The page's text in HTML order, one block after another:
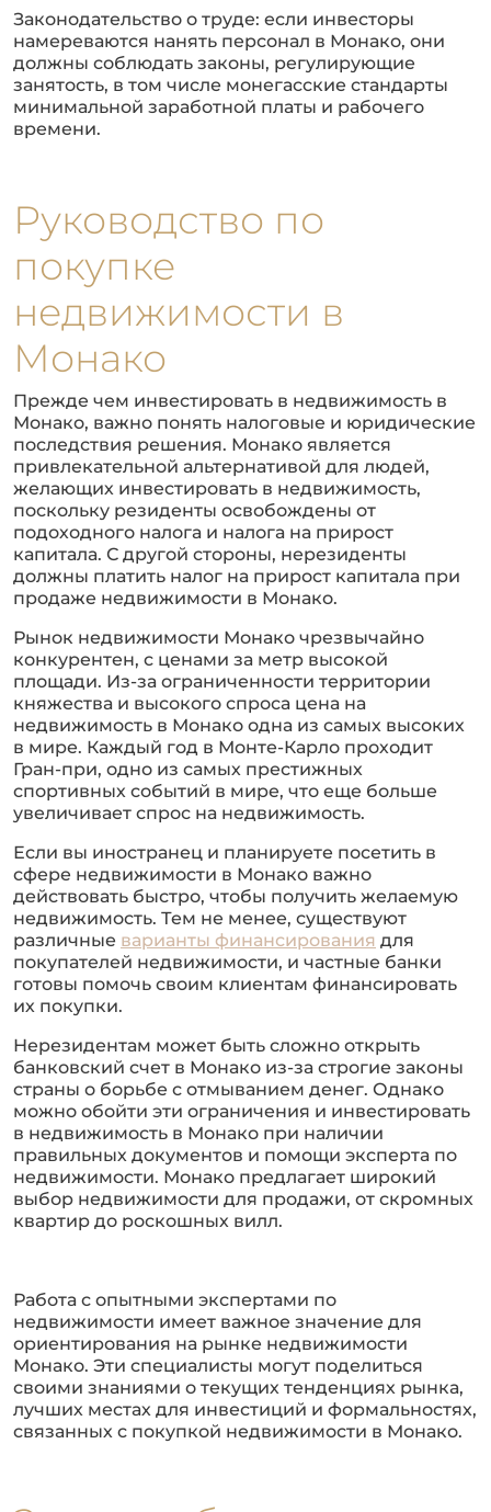
Законодательство о труде: если инвесторы
намереваются нанять персонал в Монако, они
должны соблюдать законы, регулирующие
занятость, в том числе монегасские стандарты
минимальной заработной платы и рабочего
времени.
Руководство по
покупке
недвижимости в
Монако
Прежде чем инвестировать в недвижимость в
Монако, важно понять налоговые и юридические
последствия решения. Монако является
привлекательной альтернативой для людей,
желающих инвестировать в недвижимость,
поскольку резиденты освобождены от
подоходного налога и налога на прирост
капитала. С другой стороны, нерезиденты
должны платить налог на прирост капитала при
продаже недвижимости в Монако.
Рынок недвижимости Монако чрезвычайно
конкурентен, с ценами за метр высокой
площади. Из-за ограниченности территории
княжества и высокого спроса цена на
недвижимость в Монако одна из самых высоких
в мире. Каждый год в Монте-Карло проходит
Гран-при, одно из самых престижных
спортивных событий в мире, что еще больше
увеличивает спрос на недвижимость.
Если вы иностранец и планируете посетить в
сфере недвижимости в Монако важно
действовать быстро, чтобы получить желаемую
недвижимость. Тем не менее, существуют
различные варианты финансирования для
покупателей недвижимости, и частные банки
готовы помочь своим клиентам финансировать
их покупки.
Нерезидентам может быть сложно открыть
банковский счет в Монако из-за строгие законы
страны о борьбе с отмыванием денег. Однако
можно обойти эти ограничения и инвестировать
в недвижимость в Монако при наличии
правильных документов и помощи эксперта по
недвижимости. Монако предлагает широкий
выбор недвижимости для продажи, от скромных
квартир до роскошных вилл.
Работа с опытными экспертами по
недвижимости имеет важное значение для
ориентирования на рынке недвижимости
Монако. Эти специалисты могут поделиться
своими знаниями о текущих тенденциях рынка,
лучших местах для инвестиций и формальностях,
связанных с покупкой недвижимости в Монако.